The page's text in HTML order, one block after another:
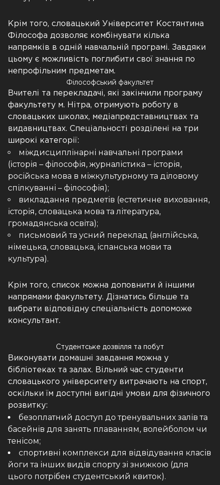
Крім того, словацький Університет Костянтина
Філософа дозволяє комбінувати кілька
напрямків в одній навчальній програмі. Завдяки
цьому є можливість поглибити свої знання по
непрофільним предметам.
Філософський факультет
Вчителі та перекладачі, які закінчили програму
факультету м. Нітра, отримують роботу в
словацьких школах, медіапредставництвах та
видавництвах. Спеціальності розділені на три
широкі категорії:
міждисциплінарні навчальні програми
(історія – філософія, журналістика – історія,
російська мова в міжкультурному та діловому
спілкуванні – філософія);
викладання предметів (естетичне виховання,
історія, словацька мова та література,
громадянська освіта);
письмовий та усний переклад (англійська,
німецька, словацька, іспанська мови та
культура).
Крім того, список можна доповнити й іншими
напрямами факультету. Дізнатись більше та
вибрати відповідну спеціальність допоможе
консультант.
Студентське дозвілля та побут
Виконувати домашні завдання можна у
бібліотеках та залах. Вільний час студенти
словацького університету витрачають на спорт,
оскільки їм доступні вигідні умови для фізичного
розвитку:
безоплатний доступ до тренувальних залів та
басейнів для занять плаванням, волейболом чи
тенісом;
спортивні комплекси для відвідування класів
йоги та інших видів спорту зі знижкою (для
цього потрібен студентський квиток).